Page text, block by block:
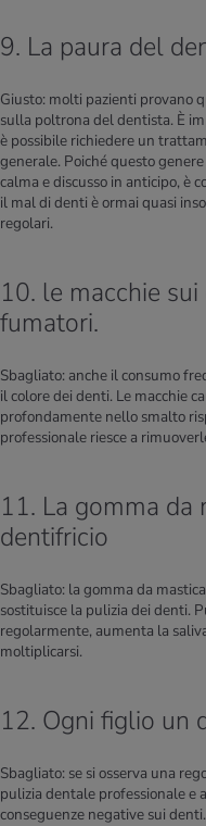
9. La paura del
Giusto: molti pazienti provano
sulla poltrona del dentista. È
è possibile richiedere un
generale. Poiché questo
calma e discusso in anticipo, è
il mal di denti è ormai quasi
regolari.
10. le macchie
fumatori.
Sbagliato: anche il consumo
il colore dei denti. Le macchie
profondamente nello smalto
professionale riesce a
11. La gomma
dentifricio
Sbagliato: la gomma da
sostituisce la pulizia dei denti.
regolarmente, aumenta la
moltiplicarsi.
12. Ogni figlio un
Sbagliato: se si osserva una
pulizia dentale professionale e
conseguenze negative sui denti.